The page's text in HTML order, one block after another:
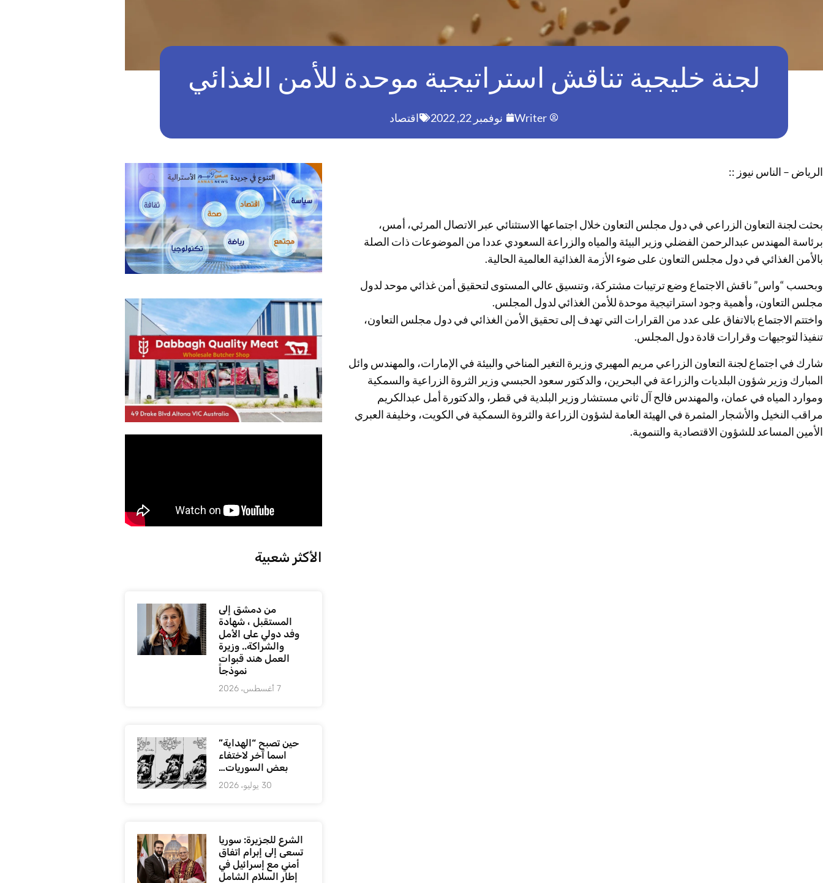
لجنة خليجية تناقش استراتيجية موحدة للأمن الغذائي
Writer نوفمبر 22, 2022 اقتصاد
الرياض – الناس نيوز ::
بحثت لجنة التعاون الزراعي في دول مجلس التعاون خلال اجتماعها الاستثنائي عبر الاتصال المرئي، أمس،
برئاسة المهندس عبدالرحمن الفضلي وزير البيئة والمياه والزراعة السعودي عددا من الموضوعات ذات الصلة
بالأمن الغذائي في دول مجلس التعاون على ضوء الأزمة الغذائية العالمية الحالية.
وبحسب “واس” ناقش الاجتماع وضع ترتيبات مشتركة، وتنسيق عالي المستوى لتحقيق أمن غذائي موحد لدول
مجلس التعاون، وأهمية وجود استراتيجية موحدة للأمن الغذائي لدول المجلس.
واختتم الاجتماع بالاتفاق على عدد من القرارات التي تهدف إلى تحقيق الأمن الغذائي في دول مجلس التعاون،
تنفيذا لتوجيهات وقرارات قادة دول المجلس.
شارك في اجتماع لجنة التعاون الزراعي مريم المهيري وزيرة التغير المناخي والبيئة في الإمارات، والمهندس وائل
المبارك وزير شؤون البلديات والزراعة في البحرين، والدكتور سعود الحبسي وزير الثروة الزراعية والسمكية
وموارد المياه في عمان، والمهندس فالح آل ثاني مستشار وزير البلدية في قطر، والدكتورة أمل عبدالكريم
مراقب النخيل والأشجار المثمرة في الهيئة العامة لشؤون الزراعة والثروة السمكية في الكويت، وخليفة العبري
الأمين المساعد للشؤون الاقتصادية والتنموية.
الأكثر شعبية
من دمشق إلى
المستقبل ، شهادة
وفد دولي على الأمل
والشراكة.. وزيرة
العمل هند قبوات
نموذجاً
7 أغسطس، 2026
حين تصبح “الهداية”
اسما آخر لاختفاء
بعض السوريات…
30 يوليو، 2026
الشرع للجزيرة: سوريا
تسعى إلى إبرام اتفاق
أمني مع إسرائيل في
إطار السلام الشامل